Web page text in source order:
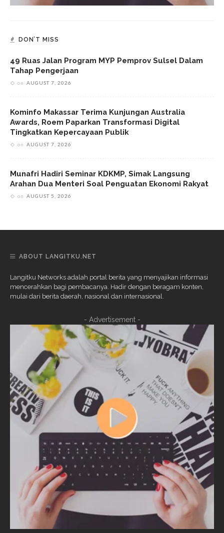
DON’T MISS
49 Ruas Jalan Program MYP Pemprov Sulsel Dalam
Tahap Pengerjaan
on AUGUST 7, 2026
Kominfo Makassar Terima Kunjungan Australia
Awards, Roem Paparkan Transformasi Digital
Tingkatkan Kepercayaan Publik
on AUGUST 7, 2026
Munafri Hadiri Seminar KDKMP, Simak Langsung
Arahan Dua Menteri Soal Penguatan Ekonomi Rakyat
on AUGUST 5, 2026
ABOUT LANGITKU.NET
Langitku Networks adalah portal berita yang menyajikan informasi
mencerahkan bagi pembacanya. Hadir dengan beragam konten,
mulai dari berita daerah, nasional dan internasional.
- Advertisement -